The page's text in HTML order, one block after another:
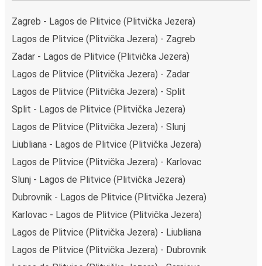
Zagreb - Lagos de Plitvice (Plitvička Jezera)
Lagos de Plitvice (Plitvička Jezera) - Zagreb
Zadar - Lagos de Plitvice (Plitvička Jezera)
Lagos de Plitvice (Plitvička Jezera) - Zadar
Lagos de Plitvice (Plitvička Jezera) - Split
Split - Lagos de Plitvice (Plitvička Jezera)
Lagos de Plitvice (Plitvička Jezera) - Slunj
Liubliana - Lagos de Plitvice (Plitvička Jezera)
Lagos de Plitvice (Plitvička Jezera) - Karlovac
Slunj - Lagos de Plitvice (Plitvička Jezera)
Dubrovnik - Lagos de Plitvice (Plitvička Jezera)
Karlovac - Lagos de Plitvice (Plitvička Jezera)
Lagos de Plitvice (Plitvička Jezera) - Liubliana
Lagos de Plitvice (Plitvička Jezera) - Dubrovnik